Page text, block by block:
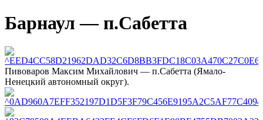
Барнаул — п.Сабетта
Пивоваров Максим Михайлович — п.Сабетта (Ямало-
Ненецкий автономный округ).